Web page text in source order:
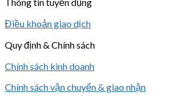
Điều khoản giao dịch
Quy định & Chính sách
Chính sách kinh doanh
Chính sách vận chuyển & giao nhận